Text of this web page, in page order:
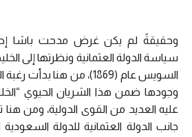
وحقيقةً لم يكن غرض مدحت باشا
سياسة الدولة العثمانية ونظرتها إلى
السويس عام (1869)، من هنا
وجودها ضمن هذا الشريان الحيوي
عليه العديد من القوى الدولية، ومن هنا
جانب الدولة العثمانية للدولة السعودية